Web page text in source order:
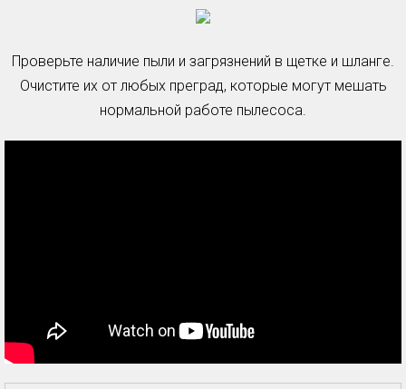
Проверьте наличие пыли и загрязнений в щетке и шланге.
Очистите их от любых преград, которые могут мешать
нормальной работе пылесоса.